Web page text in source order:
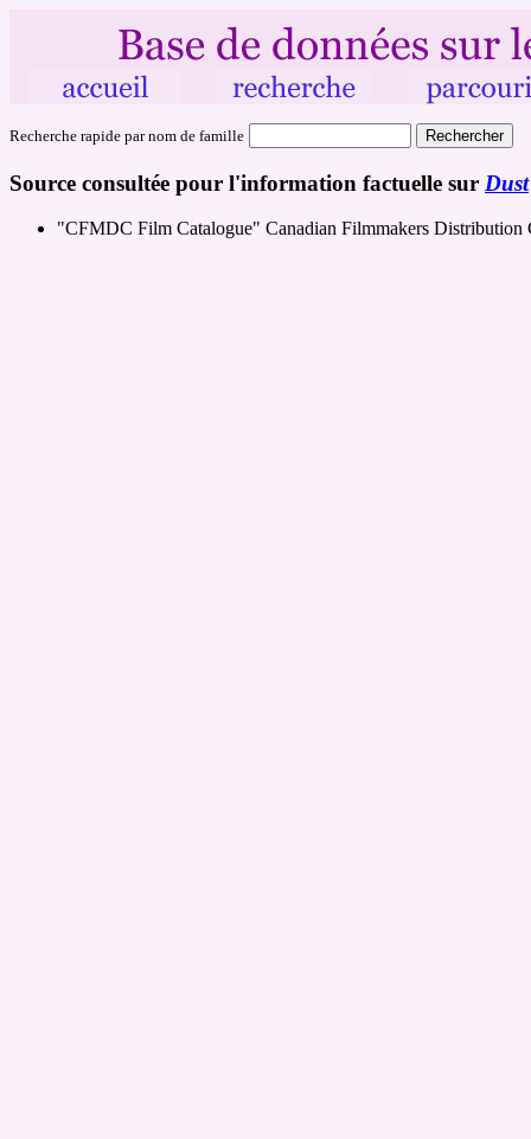
Recherche rapide par nom de famille
Source consultée pour l'information factuelle sur Dust
"CFMDC Film Catalogue" Canadian Filmmakers Distribution